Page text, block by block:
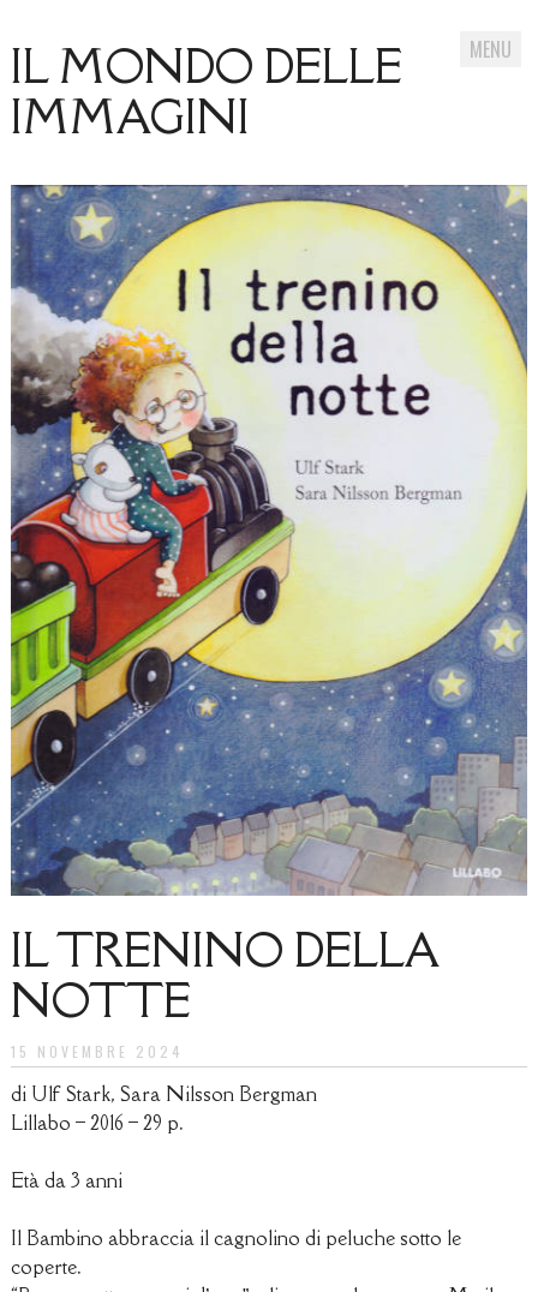
IL MONDO DELLE
IMMAGINI
MENU
to
content
IL TRENINO DELLA
NOTTE
15 NOVEMBRE 2024
di Ulf Stark, Sara Nilsson Bergman
Lillabo – 2016 – 29 p.
Età da 3 anni
Il Bambino abbraccia il cagnolino di peluche sotto le
coperte.